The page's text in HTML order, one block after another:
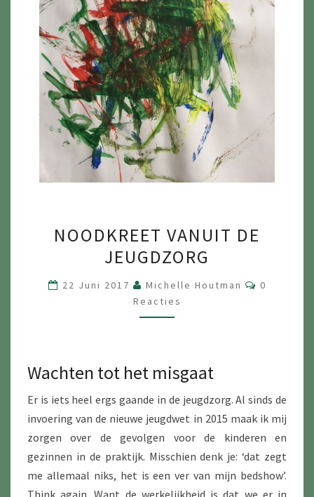
VANUIT
DE
NOODKREET VANUIT DE
JEUGDZORG
22 Juni 2017 Michelle Houtman Reacties
0
Reacties
Wachten tot het misgaat
Er is iets heel ergs gaande in de jeugdzorg. Al sinds de
invoering van de nieuwe jeugdwet in 2015 maak ik mij
zorgen over de gevolgen voor de kinderen en
gezinnen in de praktijk. Misschien denk je: ‘dat zegt
me allemaal niks, het is een ver van mijn bedshow’.
Think again. Want de werkelijkheid is dat we er in